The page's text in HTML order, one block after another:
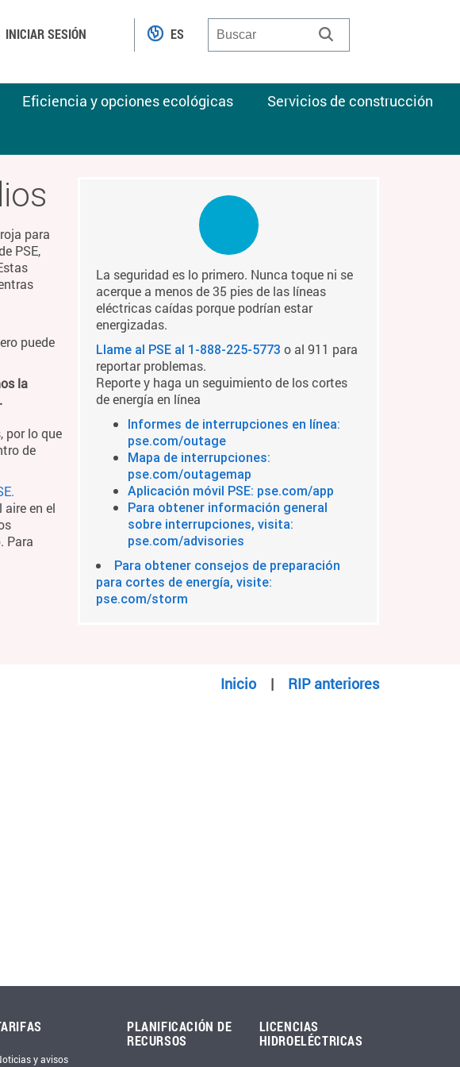
Eficiencia y opciones ecológicas
Servicios de construcción
INICIAR SESIÓN
ES
para
PSE,
puede
la
por lo que
de
en el
Para
La seguridad es lo primero. Nunca toque ni se
acerque a menos de 35 pies de las líneas
eléctricas caídas porque podrían estar
energizadas.
Llame al PSE al 1-888-225-5773 o al 911 para
reportar problemas.
Reporte y haga un seguimiento de los cortes
de energía en línea
Informes de interrupciones en línea:
pse.com/outage
Mapa de interrupciones:
pse.com/outagemap
Aplicación móvil PSE: pse.com/app
Para obtener información general
sobre interrupciones, visita:
pse.com/advisories
Para obtener consejos de preparación
para cortes de energía, visite:
pse.com/storm
Inicio | RIP anteriores
y avisos
PLANIFICACIÓN DE
RECURSOS
LICENCIAS
HIDROELÉCTRICAS